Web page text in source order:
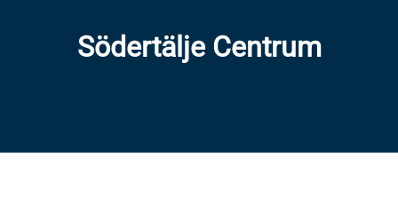
Södertälje Centrum